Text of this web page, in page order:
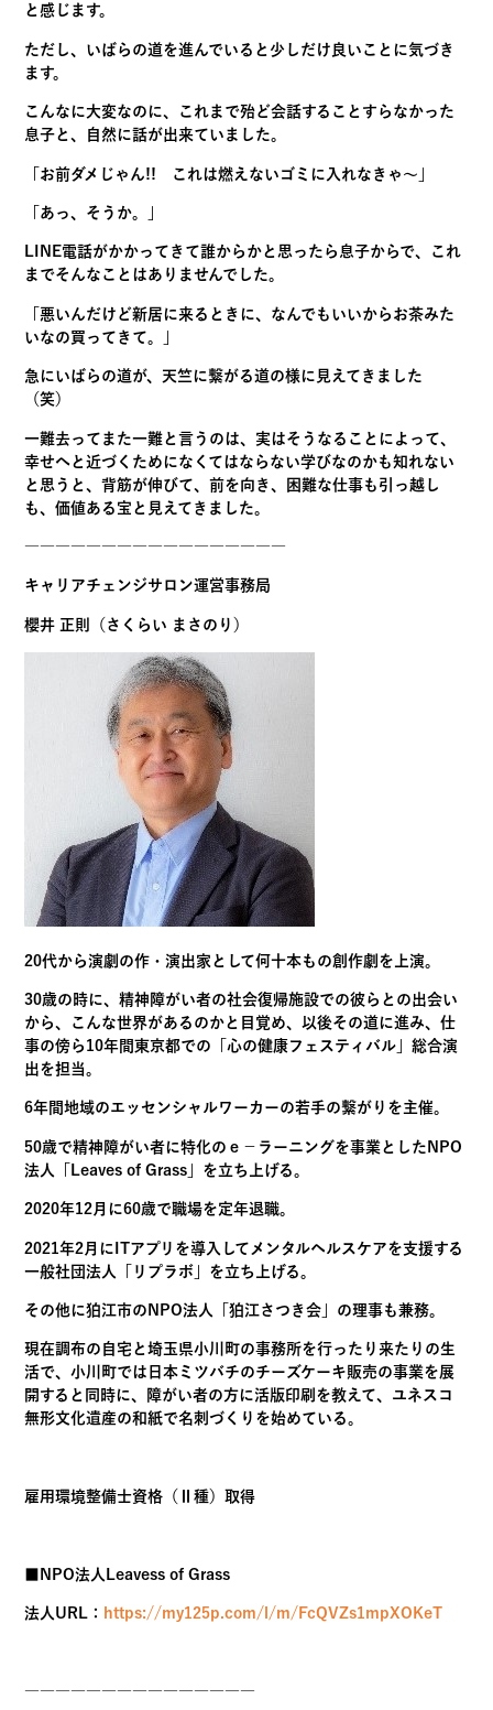
と感じます。
ただし、 いばらの道を進んでいると少しだけ良いことに気づき
ます。
こんなに大変なのに、
これまで殆ど会話することすらなかった
息子と、
自然に話が出来ていました。
「お前ダメじゃん!! これは燃えないゴミに入れなきゃ～」
「あっ、そうか。」
LINE電話がかかってきて誰からかと思ったら息子からで、
これ
までそんなことはありませんでした。
「悪いんだけど新居に来るときに、 なんでもいいからお茶みた
いなの買ってきて。」
急にいばらの道が、天竺に繋がる道の様に見えてきました
（笑）
一難去ってまた一難と言うのは、実はそうなることによって、
幸せへと近づくためになくてはならない学びなのかも知れない
と思 うと、背筋が伸びて、前を向き、困難な仕事も引っ越し
も、価値ある宝と見えてきました。
―――――――――――――――――
キャリアチェンジサロン運営事務局
櫻井 正則（さくらい まさのり）
20代から演劇の作・演出家として何十本もの創作劇を上演。
30歳の時に、精神障がい者の社会復帰施設での彼らとの出会い
から、こんな世界があるのかと目覚め、以後その道に進み、仕
事の傍ら10年間東京都での「心の健康フェスティバル」総合演
出を担当。
6年間地域のエッセンシャルワーカーの若手の繋がりを主催。
50歳で精神障がい者に特化のｅ－ラーニングを事業としたNPO
法人「Leaves of Grass」を立ち上げる。
2020年12月に60歳で職場を定年退職。
2021年2月にITアプリを導入してメンタルヘルスケアを支援する
一般社団法人「リプラボ」を立ち上げる。
その他に狛江市のNPO法人「狛江さつき会」の理事も兼務。
現在調布の自宅と埼玉県小川町の事務所を行ったり来たりの生
活で、小川町では日本ミツバチのチーズケーキ販売の事業を展
開すると同時に、障がい者の方に活版印刷を教えて、ユネスコ
無形文化遺産の和紙で名刺づくりを始めている。
雇用環境整備士資格（Ⅱ種）取得
■NPO法人Leavess of Grass
法人URL： https://my125p.com/l/m/FcQVZs1mpXOKeT
―――――――――――――――